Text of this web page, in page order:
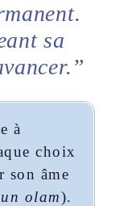
sa
à
choix
son âme
olam).